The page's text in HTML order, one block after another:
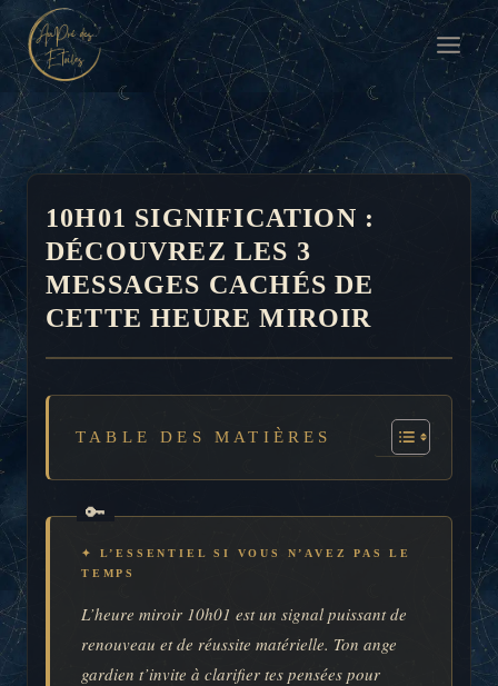
Aller
au
contenu
10H01 SIGNIFICATION :
DÉCOUVREZ LES 3
MESSAGES CACHÉS DE
CETTE HEURE MIROIR
TABLE DES MATIÈRES
✦ L’ESSENTIEL SI VOUS N’AVEZ PAS LE
TEMPS
L’heure miroir 10h01 est un signal puissant de
renouveau et de réussite matérielle. Ton ange
gardien t’invite à clarifier tes pensées pour